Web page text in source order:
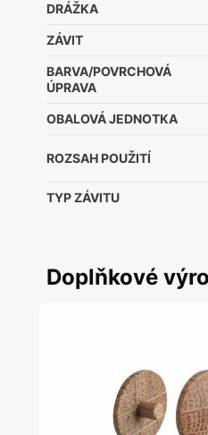
DRÁŽKA
ZÁVIT
BARVA/POVRCHOVÁ
ÚPRAVA
OBALOVÁ JEDNOTKA
ROZSAH POUŽITÍ
TYP ZÁVITU
Doplňkové